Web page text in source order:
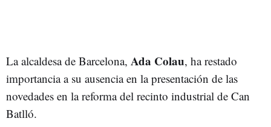
La alcaldesa de Barcelona, Ada Colau, ha restado
importancia a su ausencia en la presentación de las
novedades en la reforma del recinto industrial de Can
Batlló.